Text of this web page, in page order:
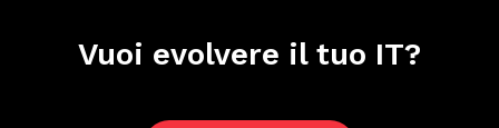
Vuoi evolvere il tuo IT?